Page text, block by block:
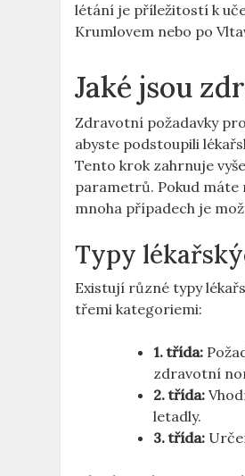
létání je příležitostí k
Krumlovem nebo po
Jaké jsou
Zdravotní požadavky
abyste podstoupili
Tento krok zahrnuje
parametrů. Pokud máte
mnoha případech je
Typy
Existují různé typy
třemi kategoriemi:
1. třída:
zdravotní
2. třída:
letadly.
3. třída: